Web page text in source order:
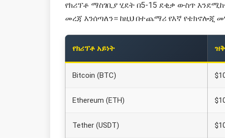
የክሪፕቶ ማስገቢያ ሂደት በ5-15 ደቂቃ ውስጥ
መረጃ እንሰጣለን። ከዚህ በተጨማሪ የእኛ የቴክኖሎጂ
የክሪፕቶ አይነት
Bitcoin (BTC)
Ethereum (ETH)
Tether (USDT)